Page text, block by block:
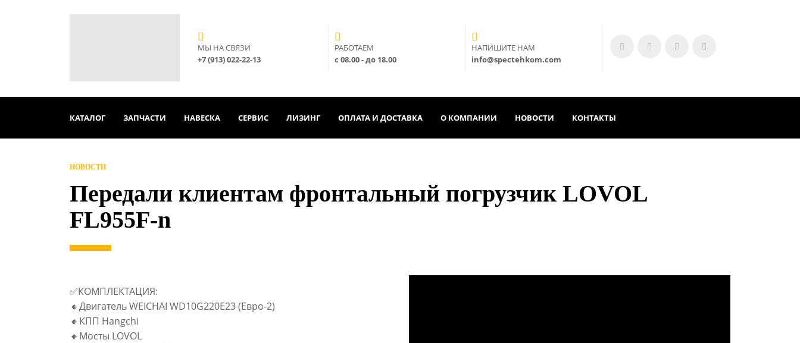
МЫ НА СВЯЗИ
+7 (913) 022-22-13
РАБОТАЕМ
с 08.00 - до 18.00
НАПИШИТЕ НАМ
info@spectehkom.com
КАТАЛОГ ЗАПЧАСТИ НАВЕСКА СЕРВИС ЛИЗИНГ ОПЛАТА И ДОСТАВКА О КОМПАНИИ НОВОСТИ КОНТАКТЫ
НОВОСТИ
Передали клиентам фронтальный погрузчик LOVOL
FL955F-n
✅КОМПЛЕКТАЦИЯ:
🔸Двигатель WEICHAI WD10G220E23 (Евро-2)
🔸КПП Hangchi
🔸Мосты LOVOL